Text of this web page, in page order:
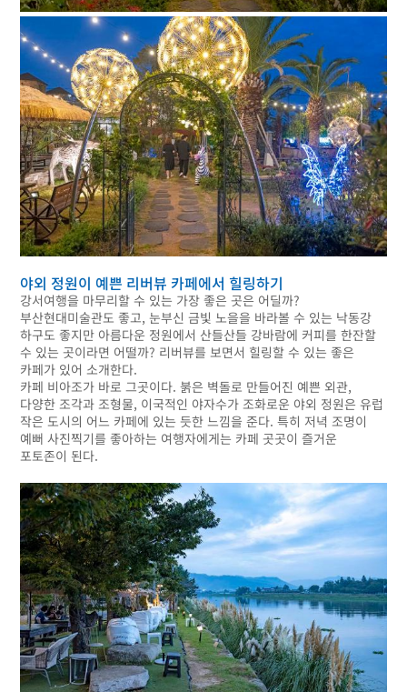
야외 정원이 예쁜 리버뷰 카페에서 힐링하기
강서여행을 마무리할 수 있는 가장 좋은 곳은 어딜까?
부산현대미술관도 좋고, 눈부신 금빛 노을을 바라볼 수 있는 낙동강
하구도 좋지만 아름다운 정원에서 산들산들 강바람에 커피를 한잔할
수 있는 곳이라면 어떨까? 리버뷰를 보면서 힐링할 수 있는 좋은
카페가 있어 소개한다.
카페 비아조가 바로 그곳이다. 붉은 벽돌로 만들어진 예쁜 외관,
다양한 조각과 조형물, 이국적인 야자수가 조화로운 야외 정원은 유럽
작은 도시의 어느 카페에 있는 듯한 느낌을 준다. 특히 저녁 조명이
예뻐 사진찍기를 좋아하는 여행자에게는 카페 곳곳이 즐거운
포토존이 된다.